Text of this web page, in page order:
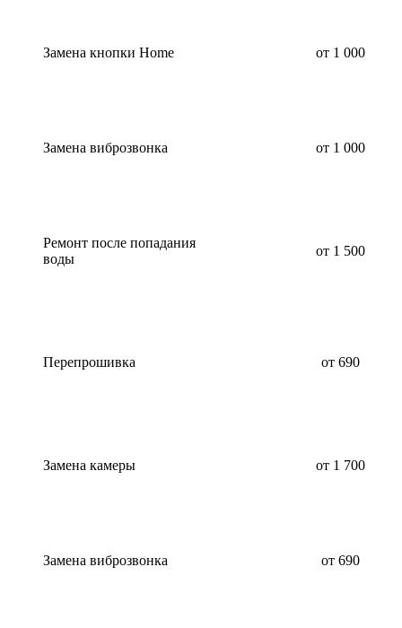
Замена кнопки Home от 1 000
Замена виброзвонка от 1 000
Ремонт после попадания
воды
от 1 500
Перепрошивка от 690
Замена камеры от 1 700
Замена виброзвонка от 690